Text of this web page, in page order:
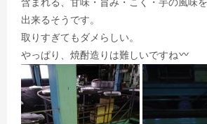
出来るそうです。
取りすぎてもダメらしい。
やっぱり、焼酎造りは難しいですね